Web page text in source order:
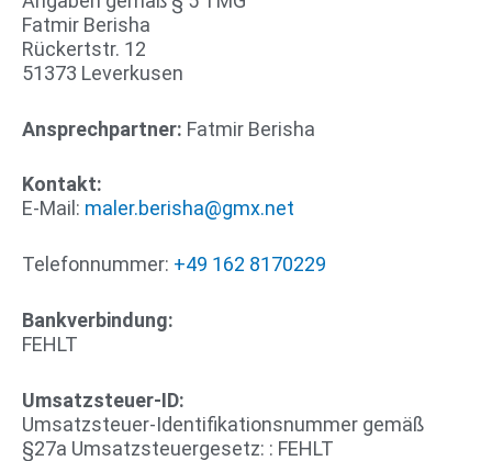
Fatmir Berisha
Rückertstr. 12
51373 Leverkusen
Ansprechpartner: Fatmir Berisha
Kontakt:
E-Mail: maler.berisha@gmx.net
Telefonnummer: +49 162 8170229
Bankverbindung:
FEHLT
Umsatzsteuer-ID:
Umsatzsteuer-Identifikationsnummer gemäß
§27a Umsatzsteuergesetz: : FEHLT